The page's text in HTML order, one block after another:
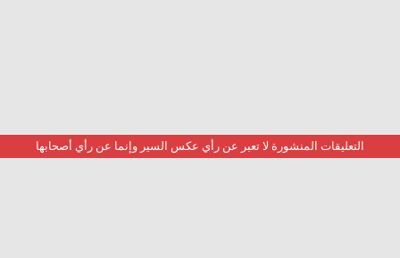
التعليقات المنشورة لا تعبر عن رأي عكس السير وإنما عن رأي أصحابها